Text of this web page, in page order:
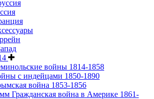
войны 1814-1858
с индейцами 1850-1890
война 1853-1856
Гражданская война в Америке 1861-